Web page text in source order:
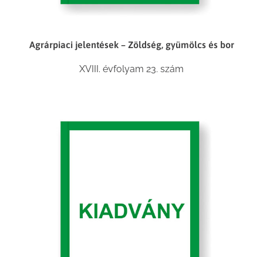
Agrárpiaci jelentések – Zöldség, gyümölcs és bor
XVIII. évfolyam 23. szám